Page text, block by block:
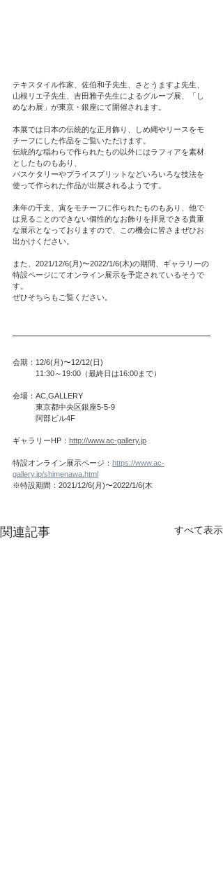
テキスタイル作家、佐伯和子先生、さとうますよ先生、
山根リエ子先生、吉田雅子先生によるグループ展、「し
めなわ展」が東京・銀座にて開催されます。
本展では日本の伝統的な正月飾り、しめ縄やリースをモ
チーフにした作品をご覧いただけます。
伝統的な稲わらで作られたもの以外にはラフィアを素材
としたものもあり、
バスケタリーやプライスプリットなどいろいろな技法を
使って作られた作品が出展されるようです。
来年の干支、寅をモチーフに作られたものもあり、他で
は見ることのできない個性的なお飾りを拝見できる貴重
な展示となっておりますので、この機会に皆さまぜひお
出かけください。
また、2021/12/6(月)〜2022/1/6(木)の期間、ギャラリーの
特設ページにてオンライン展示を予定されているそうで
す。
ぜひそちらもご覧ください。
会期：12/6(月)〜12/12(日)
11:30～19:00（最終日は16:00まで）
会場：AC,GALLERY
東京都中央区銀座5-5-9
阿部ビル4F
ギャラリーHP： http://www.ac-gallery.jp
特設オンライン展示ページ： https://www.ac-
gallery.jp/shimenawa.html
※特設期間：2021/12/6(月)〜2022/1/6(木
関連記事 すべて表示